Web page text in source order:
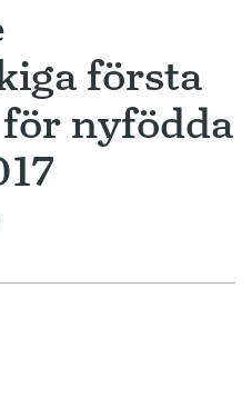
första
nyfödda